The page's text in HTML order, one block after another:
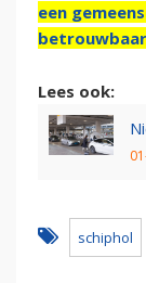
een
Lees ook:
schiphol